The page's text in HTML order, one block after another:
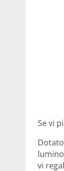
Se vi
vi